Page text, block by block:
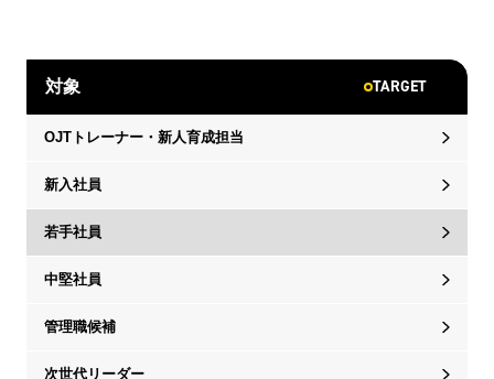
対象 TARGET
OJTトレーナー・新人育成担当
新入社員
若手社員
中堅社員
管理職候補
次世代リーダー